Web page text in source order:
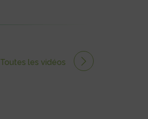
Toutes les vidéos